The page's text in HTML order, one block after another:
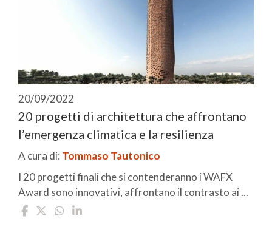
20/09/2022
20 progetti di architettura che affrontano
l’emergenza climatica e la resilienza
A cura di: Tommaso Tautonico
I 20 progetti finali che si contenderanno i WAFX
Award sono innovativi, affrontano il contrasto ai ...